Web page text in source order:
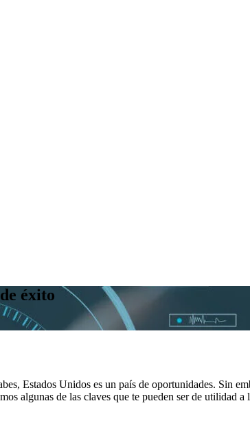
éxito
Estados Unidos es un país de oportunidades. Sin
algunas de las claves que te pueden ser de utilidad